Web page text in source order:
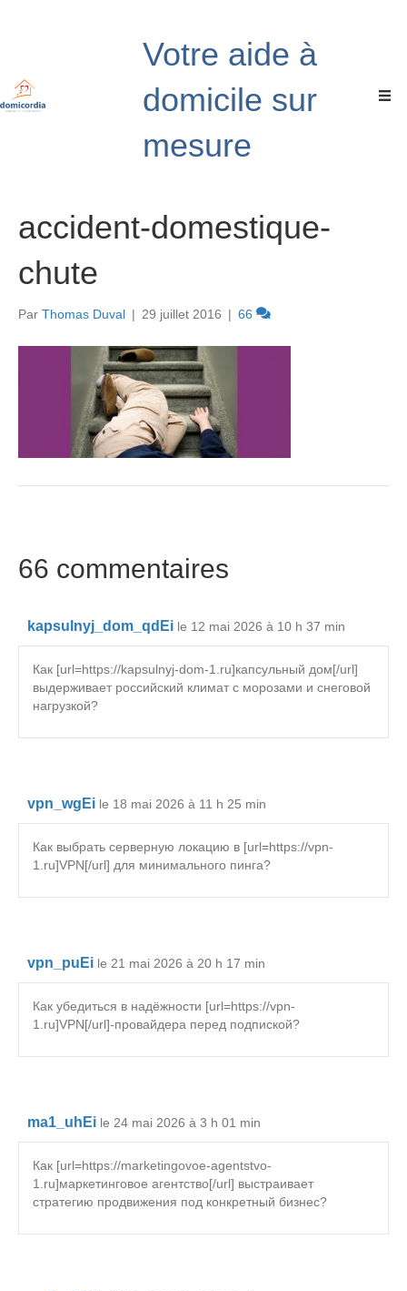
Votre aide à
domicile sur
mesure
accident-domestique-
chute
Par Thomas Duval | 29 juillet 2016 | 66
66 commentaires
kapsulnyj_dom_qdEi le 12 mai 2026 à 10 h 37 min
Как [url=https://kapsulnyj-dom-1.ru]капсульный дом[/url]
выдерживает российский климат с морозами и снеговой
нагрузкой?
vpn_wgEi le 18 mai 2026 à 11 h 25 min
Как выбрать серверную локацию в [url=https://vpn-
1.ru]VPN[/url] для минимального пинга?
vpn_puEi le 21 mai 2026 à 20 h 17 min
Как убедиться в надёжности [url=https://vpn-
1.ru]VPN[/url]-провайдера перед подпиской?
ma1_uhEi le 24 mai 2026 à 3 h 01 min
Как [url=https://marketingovoe-agentstvo-
1.ru]маркетинговое агентство[/url] выстраивает
стратегию продвижения под конкретный бизнес?